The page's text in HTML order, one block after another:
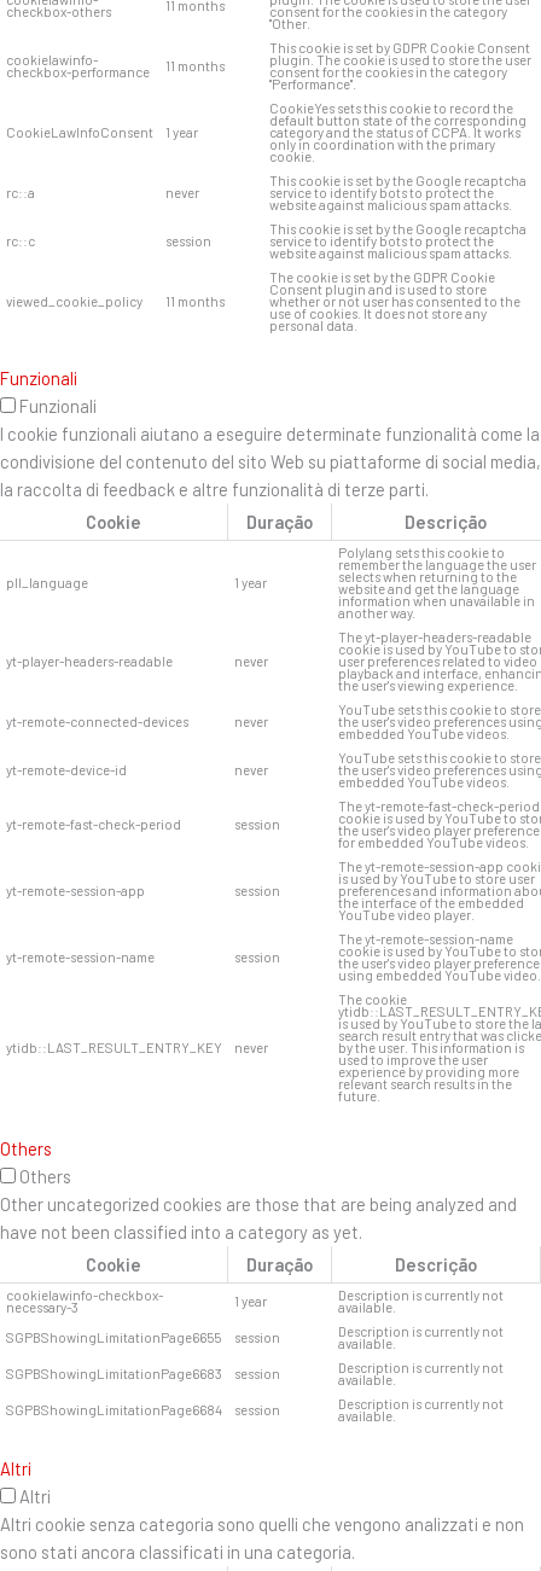
checkbox-others 11 months consent for the cookies in the category
"Other.
cookielawinfo-
checkbox-performance 11 months
This cookie is set by GDPR Cookie Consent
plugin. The cookie is used to store the user
consent for the cookies in the category
"Performance".
CookieLawInfoConsent 1 year
CookieYes sets this cookie to record the
default button state of the corresponding
category and the status of CCPA. It works
only in coordination with the primary
cookie.
rc::a never
This cookie is set by the Google recaptcha
service to identify bots to protect the
website against malicious spam attacks.
rc::c session
This cookie is set by the Google recaptcha
service to identify bots to protect the
website against malicious spam attacks.
viewed_cookie_policy 11 months
The cookie is set by the GDPR Cookie
Consent plugin and is used to store
whether or not user has consented to the
use of cookies. It does not store any
personal data.
Funzionali
Funzionali
I cookie funzionali aiutano a eseguire determinate funzionalità come la
condivisione del contenuto del sito Web su piattaforme di social media,
la raccolta di feedback e altre funzionalità di terze parti.
Cookie
Duração Descrição
pll_language 1 year
Polylang sets this cookie to
remember the language the user
selects when returning to the
website and get the language
information when unavailable in
another way.
yt-player-headers-readable never
The yt-player-headers-readable
cookie is used by YouTube to
user preferences related to video
playback and interface,
the user's viewing experience.
yt-remote-connected-devices never
YouTube sets this cookie to store
the user's video preferences
embedded YouTube videos.
yt-remote-device-id never
YouTube sets this cookie to store
the user's video preferences
embedded YouTube videos.
yt-remote-fast-check-period session
The yt-remote-fast-check-period
cookie is used by YouTube to
the user's video player
for embedded YouTube videos.
yt-remote-session-app session
The yt-remote-session-app
is used by YouTube to store user
preferences and information
the interface of the embedded
YouTube video player.
yt-remote-session-name session
The yt-remote-session-name
cookie is used by YouTube to
the user's video player
using embedded YouTube video.
ytidb::LAST_RESULT_ENTRY_KEY never
The cookie
is used by YouTube to store the
search result entry that was
by the user. This information is
used to improve the user
experience by providing more
relevant search results in the
future.
Others
Others
Other uncategorized cookies are those that are being analyzed and
have not been classified into a category as yet.
Cookie
Duração Descrição
cookielawinfo-checkbox-
necessary-3 1 year Description is currently not
available.
SGPBShowingLimitationPage6655
session Description is currently not
available.
SGPBShowingLimitationPage6683
session Description is currently not
available.
SGPBShowingLimitationPage6684
session Description is currently not
available.
Altri
Altri
Altri cookie senza categoria sono quelli che vengono analizzati e non
sono stati ancora classificati in una categoria.